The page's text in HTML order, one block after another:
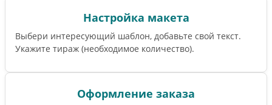
Настройка макета
Выбери интересующий шаблон, добавьте свой текст.
Укажите тираж (необходимое количество).
Оформление заказа